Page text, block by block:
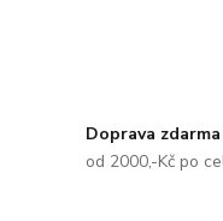
Doprava zdarma
od 2000,-Kč po